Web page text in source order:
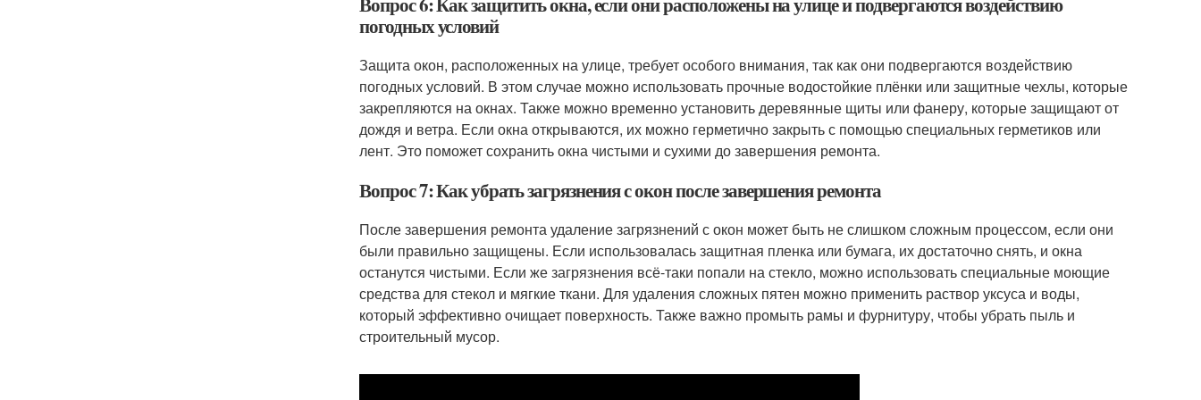
погодных условий
Защита окон, расположенных на улице, требует особого внимания, так как они подвергаются воздействию
погодных условий. В этом случае можно использовать прочные водостойкие плёнки или защитные чехлы, которые
закрепляются на окнах. Также можно временно установить деревянные щиты или фанеру, которые защищают от
дождя и ветра. Если окна открываются, их можно герметично закрыть с помощью специальных герметиков или
лент. Это поможет сохранить окна чистыми и сухими до завершения ремонта.
Вопрос 7: Как убрать загрязнения с окон после завершения ремонта
После завершения ремонта удаление загрязнений с окон может быть не слишком сложным процессом, если они
были правильно защищены. Если использовалась защитная пленка или бумага, их достаточно снять, и окна
останутся чистыми. Если же загрязнения всё-таки попали на стекло, можно использовать специальные моющие
средства для стекол и мягкие ткани. Для удаления сложных пятен можно применить раствор уксуса и воды,
который эффективно очищает поверхность. Также важно промыть рамы и фурнитуру, чтобы убрать пыль и
строительный мусор.